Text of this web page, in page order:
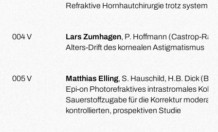
Refraktive Hornhautchirurgie trotz
004 V Lars Zumhagen, P. Hoffmann (Castrop-
Alters-Drift des kornealen Astigmatismus
005 V Matthias Elling, S. Hauschild, H.B. Dick
Epi-on Photorefraktives intrastromales
Sauerstoffzugabe für die Korrektur
kontrollierten, prospektiven Studie